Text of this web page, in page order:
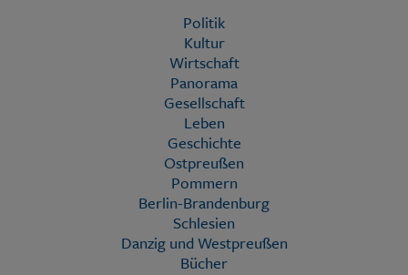
Politik
Kultur
Wirtschaft
Panorama
Gesellschaft
Leben
Geschichte
Ostpreußen
Pommern
Berlin-Brandenburg
Schlesien
Danzig und Westpreußen
Bücher